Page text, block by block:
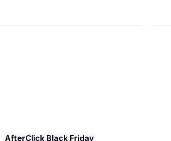
AfterClick Black Friday